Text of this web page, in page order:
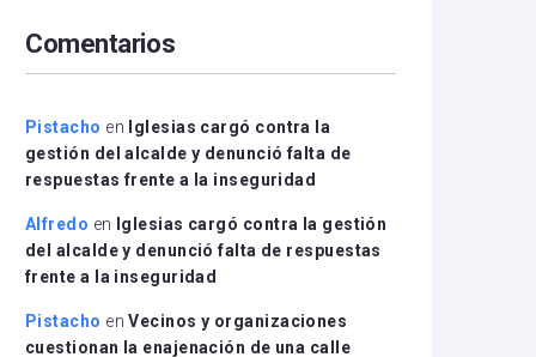
disminuir
el
Comentarios
Pistacho en
Iglesias cargó contra la
gestión del alcalde y denunció falta de
respuestas frente a la inseguridad
Alfredo en
Iglesias cargó contra la gestión
del alcalde y denunció falta de respuestas
frente a la inseguridad
Pistacho enVecinos y organizaciones
cuestionan la enajenación de una calle